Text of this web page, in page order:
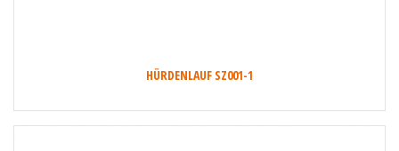
HÜRDENLAUF SZ001-1